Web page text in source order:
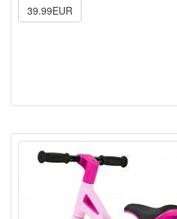
39.99EUR